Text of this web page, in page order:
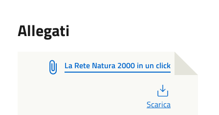
Allegati
La Rete Natura 2000 in un click
Scarica